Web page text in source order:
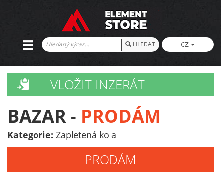
HLEDAT CZ
VLOŽIT INZERÁT
BAZAR - PRODÁM
Kategorie: Zapletená kola
PRODÁM